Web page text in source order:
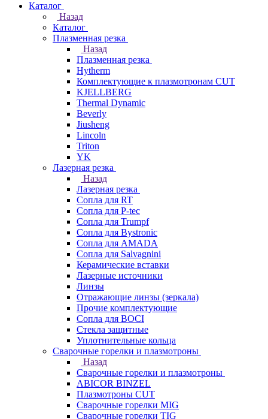
Каталог
Назад
Каталог
Плазменная резка
Назад
Плазменная резка
Hytherm
Комплектующие к плазмотронам CUT
KJELLBERG
Thermal Dynamic
Beverly
Jiusheng
Lincoln
Triton
YK
Лазерная резка
Назад
Лазерная резка
Сопла для RT
Сопла для P-tec
Сопла для Trumpf
Сопла для Bystronic
Сопла для AMADA
Сопла для Salvagnini
Керамические вставки
Лазерные источники
Линзы
Отражающие линзы (зеркала)
Прочие комплектующие
Сопла для BOCI
Стекла защитные
Уплотнительные кольца
Сварочные горелки и плазмотроны
Назад
Сварочные горелки и плазмотроны
ABICOR BINZEL
Плазмотроны CUT
Сварочные горелки MIG
Сварочные горелки TIG